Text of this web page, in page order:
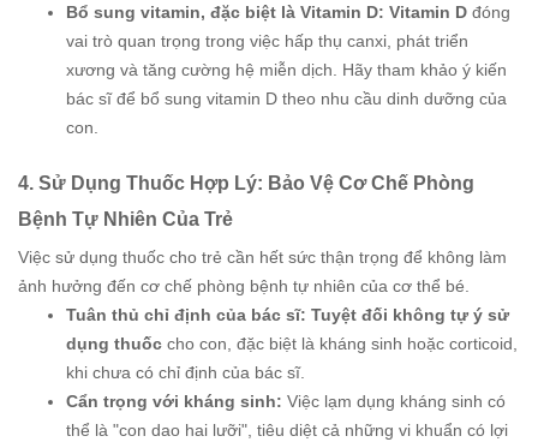
Bổ sung vitamin, đặc biệt là Vitamin D: Vitamin D đóng
vai trò quan trọng trong việc hấp thụ canxi, phát triển
xương và tăng cường hệ miễn dịch. Hãy tham khảo ý kiến
bác sĩ để bổ sung vitamin D theo nhu cầu dinh dưỡng của
con.
4. Sử Dụng Thuốc Hợp Lý: Bảo Vệ Cơ Chế Phòng
Bệnh Tự Nhiên Của Trẻ
Việc sử dụng thuốc cho trẻ cần hết sức thận trọng để không làm
ảnh hưởng đến cơ chế phòng bệnh tự nhiên của cơ thể bé.
Tuân thủ chỉ định của bác sĩ: Tuyệt đối không tự ý sử
dụng thuốc cho con, đặc biệt là kháng sinh hoặc corticoid,
khi chưa có chỉ định của bác sĩ.
Cẩn trọng với kháng sinh: Việc lạm dụng kháng sinh có
thể là "con dao hai lưỡi", tiêu diệt cả những vi khuẩn có lợi